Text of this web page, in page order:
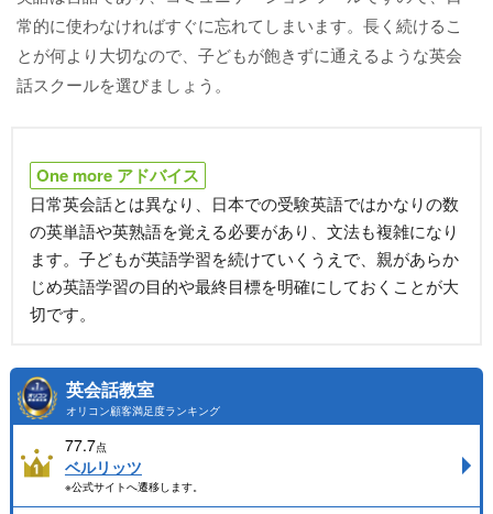
常的に使わなければすぐに忘れてしまいます。長く続けるこ
とが何より大切なので、子どもが飽きずに通えるような英会
話スクールを選びましょう。
One more アドバイス
日常英会話とは異なり、日本での受験英語ではかなりの数
の英単語や英熟語を覚える必要があり、文法も複雑になり
ます。子どもが英語学習を続けていくうえで、親があらか
じめ英語学習の目的や最終目標を明確にしておくことが大
切です。
英会話教室
オリコン顧客満足度ランキング
77.7点
ベルリッツ
※公式サイトへ遷移します。